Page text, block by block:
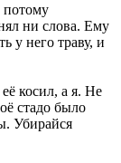
потому
ни слова. Ему
у него траву, и
косил, а я. Не
стадо было
Убирайся